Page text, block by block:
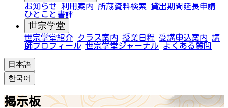
お知らせ 利用案内 所蔵資料検索
貸出期間延長申請
ひとこと書評
世宗学堂
世宗学堂紹介 クラス案内 授業日程 受講申込案内 講
師プロフィール 世宗学堂ジャーナル よくある質問
日本語
한국어
掲示板